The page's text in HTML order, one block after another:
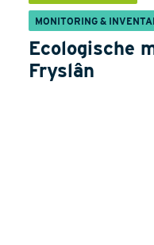
MONITORING &
Ecologische
Fryslân